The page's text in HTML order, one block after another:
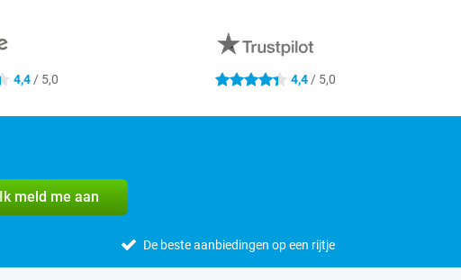
4,4 / 5,0 4.4 sterren 4,4 / 5,0
Ik meld me aan
De beste aanbiedingen op een rijtje